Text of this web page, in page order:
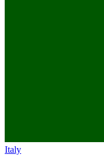
Italy